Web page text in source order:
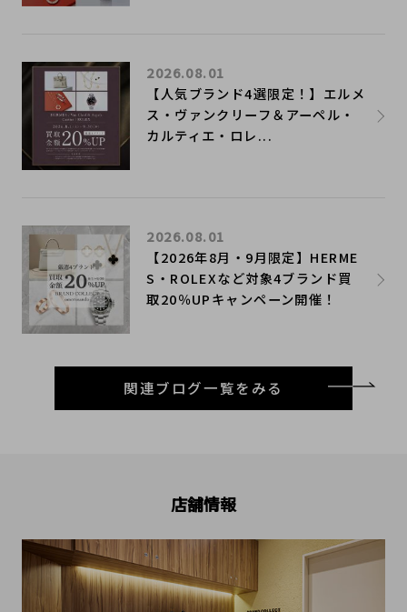
【人気ブランド4選限定！】エルメ
ス・ヴァンクリーフ＆アーペル・
カルティエ・ロレ...
2026.08.01
【2026年8月・9月限定】HERME
S・ROLEXなど対象4ブランド買
取20％UPキャンペーン開催！
2026.08.01
関連ブログ一覧をみる
店舗情報